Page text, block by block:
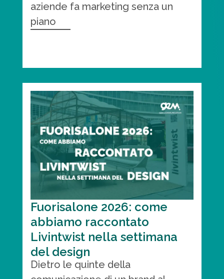
aziende fa marketing senza un
piano
Fuorisalone 2026: come
abbiamo raccontato
Livintwist nella settimana
del design
Dietro le quinte della